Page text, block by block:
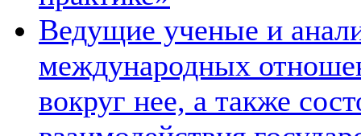
Ведущие ученые и
международных
вокруг нее, а также